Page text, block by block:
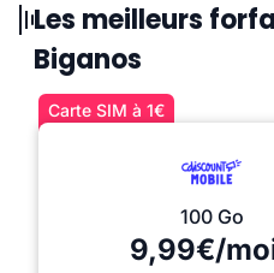
Les meilleurs
Biganos
Carte SIM à 1€
100 Go
9,99€/